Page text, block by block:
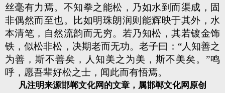
丝毫有力焉。不知拳之能松，乃如水到而渠成，固
非偶然而至也。比如明珠朗润则能辉映于其外，水
本清笔，自然流韵而无穷。若乃知松，其若镀金饰
铁，似松非松，决期老而无功。老子曰：“人知善之
为善，斯不善矣，人知美之为美，斯不美矣。”鸣
呼，愿吾辈好松之士，闻此而有悟焉。
凡注明来源邯郸文化网的文章，属邯郸文化网原创